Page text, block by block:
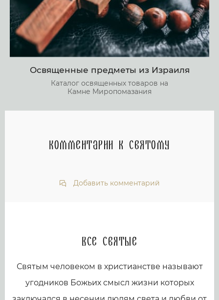
Освященные предметы из Израиля
Каталог освященных товаров на
Камне Миропомазания
Комментарии к святому
Добавить комментарий
Все святые
Святым человеком в христианстве называют
угодников Божьих смысл жизни которых